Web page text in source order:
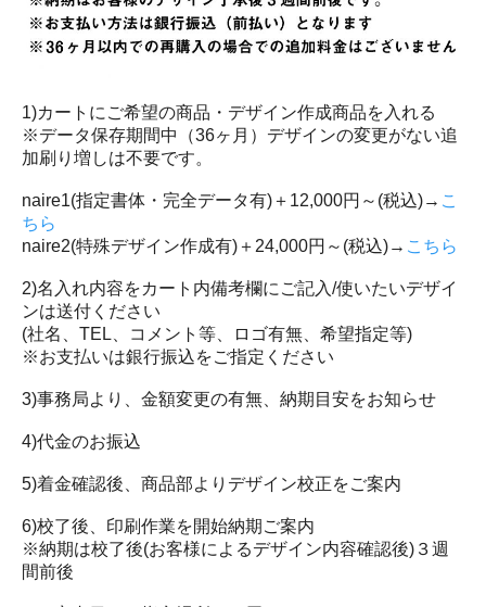
1)カートにご希望の商品・デザイン作成商品を入れる
※データ保存期間中（36ヶ月）デザインの変更がない追
加刷り増しは不要です。
naire1(指定書体・完全データ有)＋12,000円～(税込)→ こ
ちら
naire2(特殊デザイン作成有)＋24,000円～(税込)→ こちら
2)名入れ内容をカート内備考欄にご記入/使いたいデザイ
ンは送付ください
(社名、TEL、コメント等、ロゴ有無、希望指定等)
※お支払いは銀行振込をご指定ください
3)事務局より、金額変更の有無、納期目安をお知らせ
4)代金のお振込
5)着金確認後、商品部よりデザイン校正をご案内
6)校了後、印刷作業を開始納期ご案内
※納期は校了後(お客様によるデザイン内容確認後)３週
間前後